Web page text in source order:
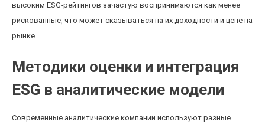
высоким ESG-рейтингов зачастую воспринимаются как менее
рискованные, что может сказываться на их доходности и цене на
рынке.
Методики оценки и интеграция
ESG в аналитические модели
Современные аналитические компании используют разные